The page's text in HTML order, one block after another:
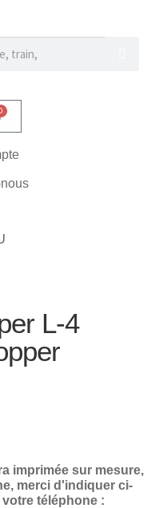
0
L-4
imprimée sur mesure,
merci d'indiquer ci-
téléphone :